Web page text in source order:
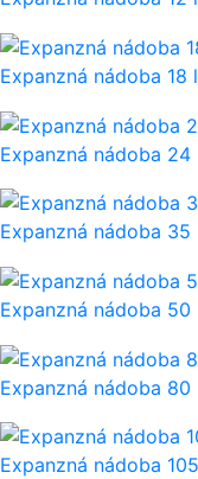
Expanzná nádoba 18 l
Expanzná nádoba 24
Expanzná nádoba 35
Expanzná nádoba 50
Expanzná nádoba 80
Expanzná nádoba